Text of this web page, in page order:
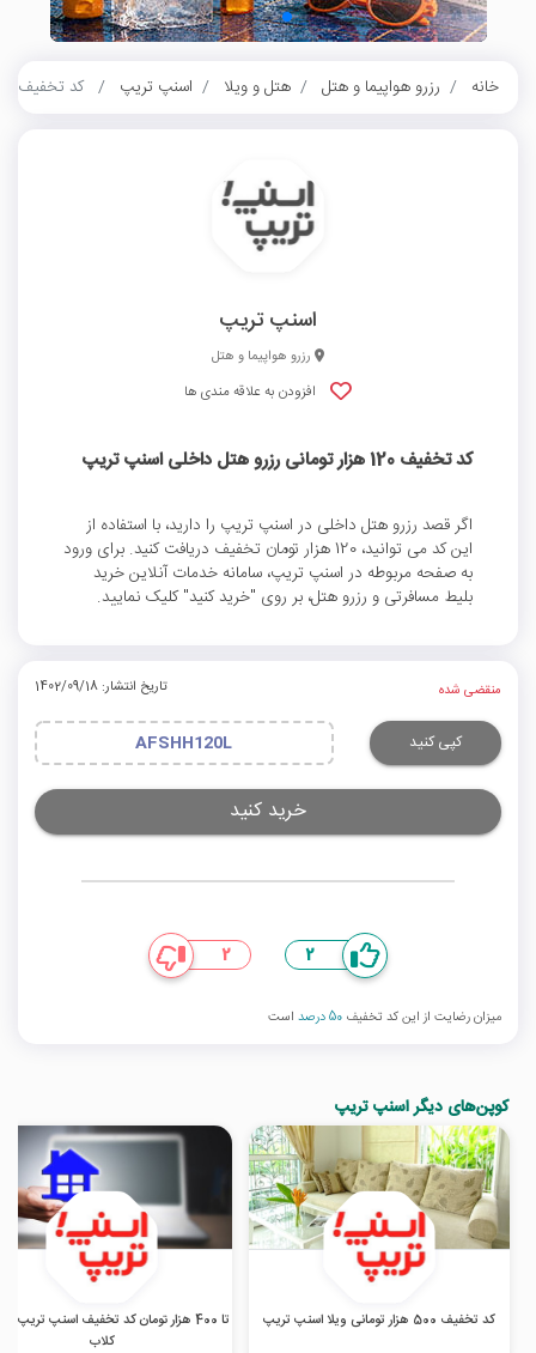
خانه رزرو هواپیما و هتل هتل و ویلا اسنپ تریپ کد تخفیف 120 هزار تومانی رزرو هتل داخلی اسنپ تریپ
اسنپ تریپ
رزرو هواپیما و هتل
افزودن به علاقه مندی ها
کد تخفیف 120 هزار تومانی رزرو هتل داخلی اسنپ تریپ
اگر قصد رزرو هتل داخلی در اسنپ تریپ را دارید، با استفاده از
این کد می توانید، 120 هزار تومان تخفیف دریافت کنید. برای ورود
به صفحه مربوطه در اسنپ تریپ، سامانه خدمات آنلاین خرید
بلیط مسافرتی و رزرو هتل، بر روی "خرید کنید" کلیک نمایید.
منقضی شده تاریخ انتشار: 1402/09/18
کپی کنید AFSHH120L
خرید کنید
2
2
میزان رضایت از این کد تخفیف 50 درصد است
کوپن‌های دیگر اسنپ تریپ
کد تخفیف 500 هزار تومانی ویلا اسنپ تریپ
تا 400 هزار تومان کد تخفیف اسنپ تریپ
کلاب